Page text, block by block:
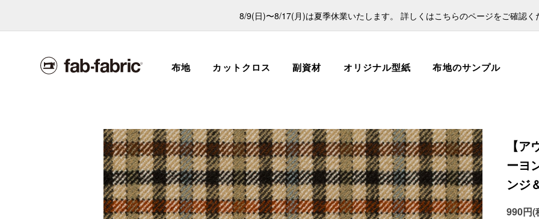
8/9(日)〜8/17(月)は夏季休業いたします。 詳しくはこちらのページをご確認く
布地 カットクロス 副資材 オリジナル型紙 布地のサンプル
【
ーヨ
ンジ
990円(